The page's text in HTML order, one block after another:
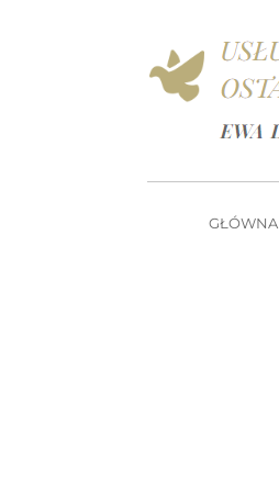
GŁÓWNA